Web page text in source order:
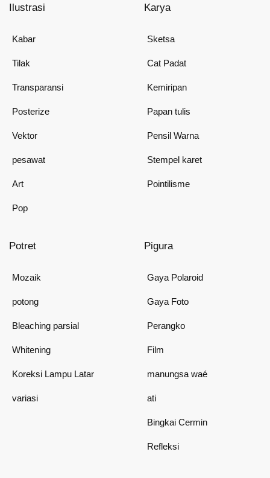
Ilustrasi
Kabar
Tilak
Transparansi
Posterize
Vektor
pesawat
Art
Pop
Karya
Sketsa
Cat Padat
Kemiripan
Papan tulis
Pensil Warna
Stempel karet
Pointilisme
Potret
Mozaik
potong
Bleaching parsial
Whitening
Koreksi Lampu Latar
variasi
Pigura
Gaya Polaroid
Gaya Foto
Perangko
Film
manungsa waé
ati
Bingkai Cermin
Refleksi